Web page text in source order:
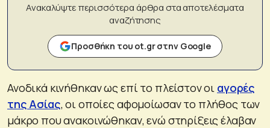
Ανακαλύψτε περισσότερα άρθρα στα αποτελέσματα
αναζήτησης
Προσθήκη του ot.gr στην Google
Ανοδικά κινήθηκαν ως επί το πλείστον οι αγορές
της Ασίας, οι οποίες αφομοίωσαν το πλήθος των
μάκρο που ανακοινώθηκαν, ενώ στηρίξεις έλαβαν